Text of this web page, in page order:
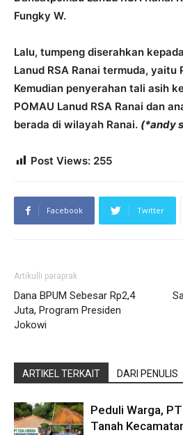
Fungky W.
Lalu, tumpeng diserahkan
Lanud RSA Ranai termuda, yaitu
Kemudian penyerahan tali asih
POMAU Lanud RSA Ranai dan
berada di wilayah Ranai. (*andy
Post Views: 255
Facebook Twitter
Artikulli paraprak
Dana BPUM Sebesar Rp2,4
Juta, Program Presiden
Jokowi
ARTIKEL TERKAIT DARI PENULIS
Peduli Warga,
Tanah